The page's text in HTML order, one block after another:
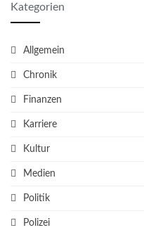
Kategorien
Allgemein
Chronik
Finanzen
Karriere
Kultur
Medien
Politik
Polizei